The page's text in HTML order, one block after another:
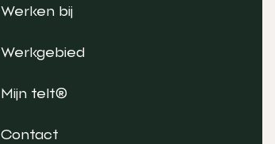
Werken bij
Werkgebied
Mijn telt®
Contact